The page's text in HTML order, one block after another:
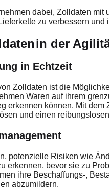
dabei, Zolldaten mit
zu verbessern
in der
in Echtzeit
Zolldaten ist die
Waren auf ihrem
erkennen können. Mit
und einen
potenzielle Risiken wie
erkennen, bevor sie zu
ihre Beschaffungs-,
abzumildern.